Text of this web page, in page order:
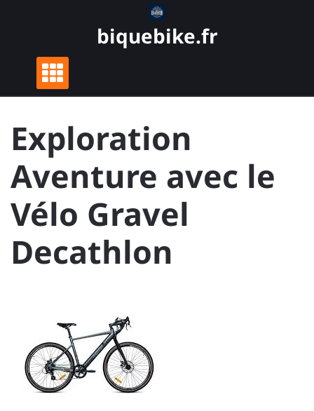
biquebike.fr
Exploration
Aventure avec le
Vélo Gravel
Decathlon